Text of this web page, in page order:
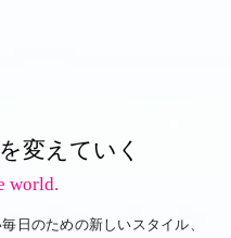
変えていく
world.
日のための新しいスタイル、